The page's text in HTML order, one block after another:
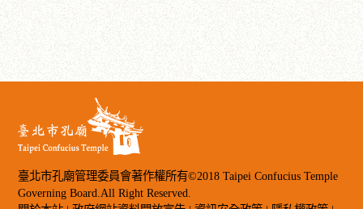
臺北市孔廟管理委員會著作權所有©2018 Taipei Confucius Temple
Governing Board.All Right Reserved.